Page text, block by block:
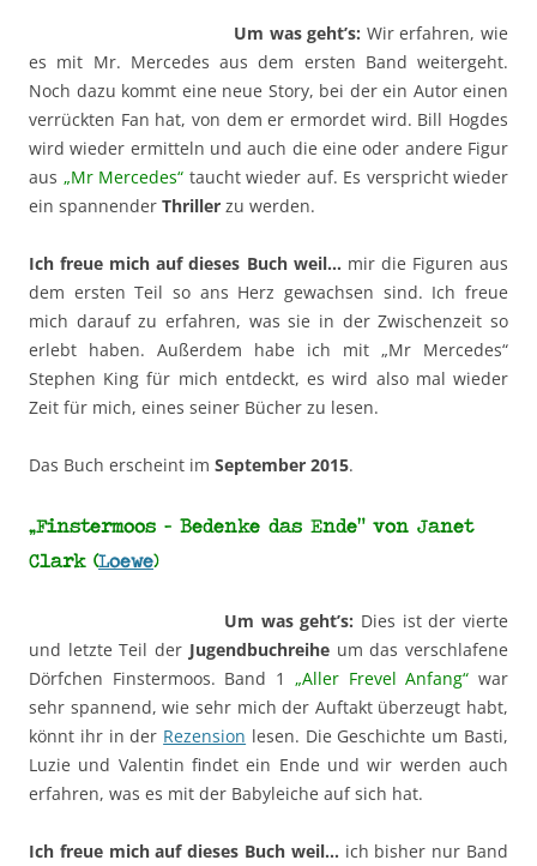
Um was geht’s: Wir erfahren, wie
es mit Mr. Mercedes aus dem ersten Band weitergeht.
Noch dazu kommt eine neue Story, bei der ein Autor einen
verrückten Fan hat, von dem er ermordet wird. Bill Hogdes
wird wieder ermitteln und auch die eine oder andere Figur
aus „Mr Mercedes“ taucht wieder auf. Es verspricht wieder
ein spannender Thriller zu werden.
Ich freue mich auf dieses Buch weil… mir die Figuren aus
dem ersten Teil so ans Herz gewachsen sind. Ich freue
mich darauf zu erfahren, was sie in der Zwischenzeit so
erlebt haben. Außerdem habe ich mit „Mr Mercedes“
Stephen King für mich entdeckt, es wird also mal wieder
Zeit für mich, eines seiner Bücher zu lesen.
Das Buch erscheint im September 2015.
„Finstermoos – Bedenke das Ende“ von Janet
Clark (Loewe)
Um was geht’s: Dies ist der vierte
und letzte Teil der Jugendbuchreiheum das verschlafene
Dörfchen Finstermoos. Band 1 „Aller Frevel Anfang“ war
sehr spannend, wie sehr mich der Auftakt überzeugt habt,
könnt ihr in der Rezension lesen. Die Geschichte um Basti,
Luzie und Valentin findet ein Ende und wir werden auch
erfahren, was es mit der Babyleiche auf sich hat.
Ich freue mich auf dieses Buch weil… ich bisher nur Band